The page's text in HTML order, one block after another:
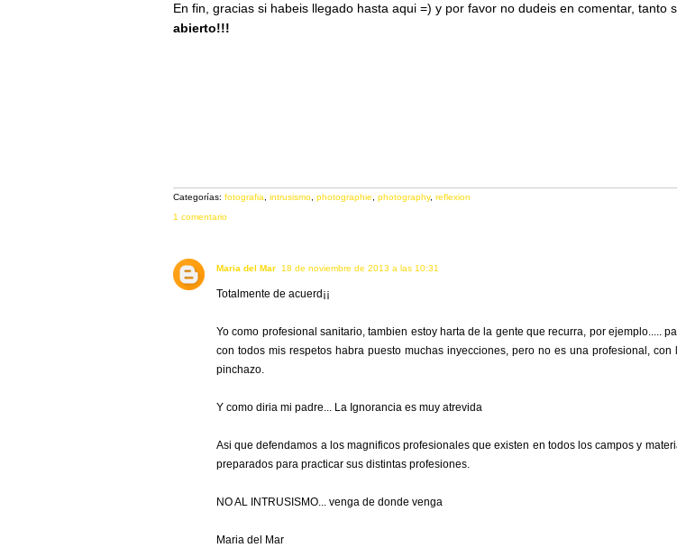
En fin, gracias si habeis llegado hasta aqui =) y por favor no dudeis en comentar, tanto
abierto!!!
Categorías: fotografia intrusismo photographie photography, reflexion
1 comentario
Maria del Mar 18 de noviembre de 2013 a las 10:31
Totalmente de acuerd¡¡
Yo como profesional sanitario, tambien estoy harta de la gente que recurra, por ejemplo.....
con todos mis respetos habra puesto muchas inyecciones, pero no es una profesional,
pinchazo.
Y como diria mi padre... La Ignorancia es muy atrevida
Asi que defendamos a los magnificos profesionales que existen en todos los campos y
preparados para practicar sus distintas profesiones.
NO AL INTRUSISMO... venga de donde venga
Maria del Mar